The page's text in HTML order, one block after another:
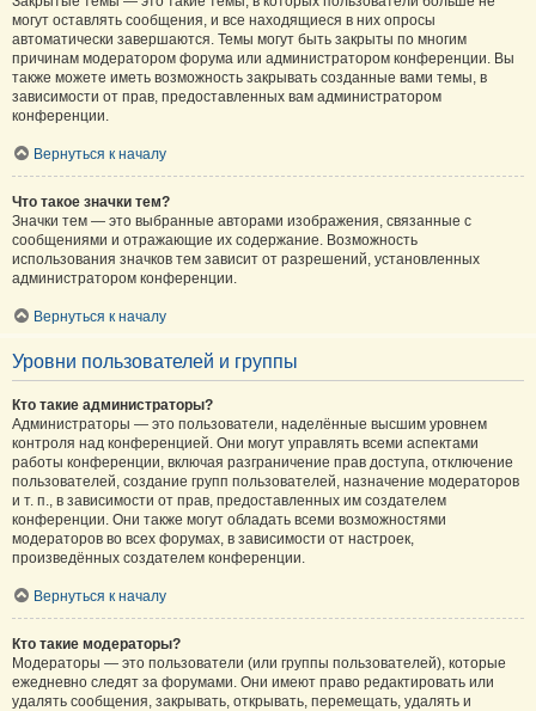
могут оставлять сообщения, и все находящиеся в них опросы
автоматически завершаются. Темы могут быть закрыты по многим
причинам модератором форума или администратором конференции. Вы
также можете иметь возможность закрывать созданные вами темы, в
зависимости от прав, предоставленных вам администратором
конференции.
Вернуться к началу
Что такое значки тем?
Значки тем — это выбранные авторами изображения, связанные с
сообщениями и отражающие их содержание. Возможность
использования значков тем зависит от разрешений, установленных
администратором конференции.
Вернуться к началу
Уровни пользователей и группы
Кто такие администраторы?
Администраторы — это пользователи, наделённые высшим уровнем
контроля над конференцией. Они могут управлять всеми аспектами
работы конференции, включая разграничение прав доступа, отключение
пользователей, создание групп пользователей, назначение модераторов
и т. п., в зависимости от прав, предоставленных им создателем
конференции. Они также могут обладать всеми возможностями
модераторов во всех форумах, в зависимости от настроек,
произведённых создателем конференции.
Вернуться к началу
Кто такие модераторы?
Модераторы — это пользователи (или группы пользователей), которые
ежедневно следят за форумами. Они имеют право редактировать или
удалять сообщения, закрывать, открывать, перемещать, удалять и